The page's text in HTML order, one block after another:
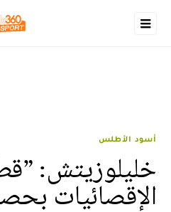
أسود الأطلس
خليلوزيتش:
الإقصائيات